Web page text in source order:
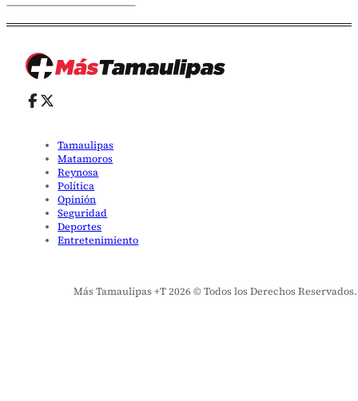
Tamaulipas
Matamoros
Reynosa
Política
Opinión
Seguridad
Deportes
Entretenimiento
Más Tamaulipas +T 2026 © Todos los Derechos